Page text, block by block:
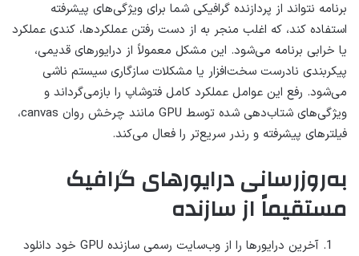
برنامه نتواند از پردازنده گرافیکی شما برای ویژگی‌های پیشرفته
استفاده کند، که اغلب منجر به از دست رفتن عملکردها، کندی عملکرد
یا خرابی برنامه می‌شود. این مشکل معمولاً از درایورهای قدیمی،
پیکربندی نادرست سخت‌افزار یا مشکلات سازگاری سیستم ناشی
می‌شود. رفع این عوامل عملکرد کامل فتوشاپ را بازمی‌گرداند و
ویژگی‌های شتاب‌دهی شده توسط GPU مانند چرخش روان canvas،
فیلترهای پیشرفته و رندر سریع‌تر را فعال می‌کند.
به‌روزرسانی درایورهای گرافیک
مستقیماً از سازنده
آخرین درایورها را از وب‌سایت رسمی سازنده GPU خود دانلود